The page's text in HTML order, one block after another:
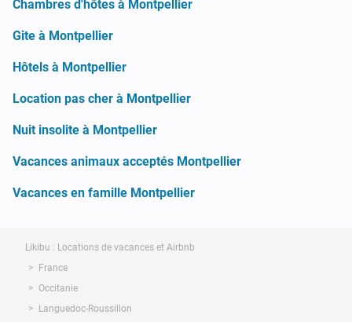
Chambres d'hôtes à Montpellier
Gite à Montpellier
Hôtels à Montpellier
Location pas cher à Montpellier
Nuit insolite à Montpellier
Vacances animaux acceptés Montpellier
Vacances en famille Montpellier
Likibu : Locations de vacances et Airbnb
France
Occitanie
Languedoc-Roussillon